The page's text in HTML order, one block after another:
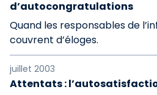
d’autocongratulations
Quand les responsables de
couvrent d’éloges.
juillet 2003
Attentats :